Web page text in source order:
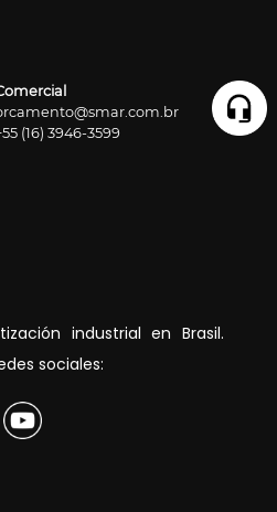
(16) 3946-3599
industrial en Brasil.
sociales: